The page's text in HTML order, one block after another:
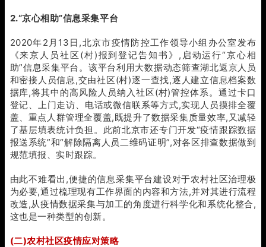
2.“京心相助”信息采集平台
2020年2月13日,北京市疫情防控工作领导小组办公室发布
《来京人员社区(村)报到登记告知书》,启动运行“京心相
助”信息采集平台。该平台利用大数据动态筛查湖北返京人员
和密接人员信息,交由社区(村)逐一查找,逐人建立信息档案数
据库,将其中的高风险人员纳入社区(村)管控体系。通过卡口
登记、上门走访、电话或微信联系等方式,实现人员摸排全覆
盖、重点人群管理全覆盖,既提升了数据采集质量效率,又减轻
了基层填表统计负担。此前北京市还专门开发“疫情跟踪数据
报送系统”和“解除隔离人员二维码证明”,对各区排查数据做到
规范填报、实时跟踪。
由此不难看出,便捷的信息采集平台建设对于农村社区治理极
为必要,通过梳理现有工作界面的内容和方法,并对其进行流程
改造,从疫情数据采集与加工的角度进行科学化和系统化整合,
这也是一种类型的创新。
(二)农村社区疫情应对策略